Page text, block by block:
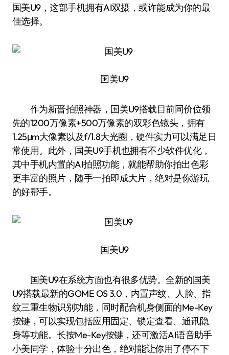
国美U9，这部手机拥有AI双摄，或许能成为你的最
佳选择。
国美U9
作为新晋拍照神器，国美U9搭载目前同价位领
先的1200万像素+500万像素的双彩色镜头，拥有
1.25μm大像素以及f/1.8大光圈，硬件实力可以满足日
常使用。此外，国美U9手机也拥有不少软件优化，
其中手机内置的AI拍照功能，就能帮助你拍出色彩
更丰富的照片，随手一拍即成大片，绝对是你游玩
的好帮手。
国美U9
国美U9在系统方面也有很多优势。全新的国美
U9搭载最新的GOME OS 3.0，内置声纹、人脸、指
纹三重生物识别功能，同时配合机身侧面的Me-Key
按键，可以实现包括应用固定、锁定查看、通讯隐
身等功能。长按Me-Key按键，还可激活AI语音助手
小美同学，体验十分出色，绝对能让你用了停不下